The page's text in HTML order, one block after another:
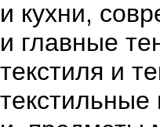
и кухни,
и главные
текстиля и